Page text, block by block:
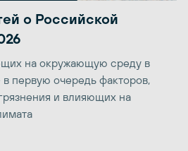
о Российской
на окружающую среду в
первую очередь факторов,
и влияющих на